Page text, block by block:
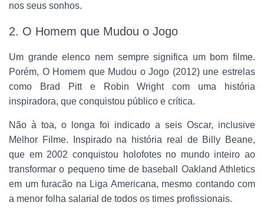
nos seus sonhos.
2. O Homem que Mudou o Jogo
Um grande elenco nem sempre significa um bom filme.
Porém, O Homem que Mudou o Jogo (2012) une estrelas
como Brad Pitt e Robin Wright com uma história
inspiradora, que conquistou público e crítica.
Não à toa, o longa foi indicado a seis Oscar, inclusive
Melhor Filme. Inspirado na história real de Billy Beane,
que em 2002 conquistou holofotes no mundo inteiro ao
transformar o pequeno time de baseball Oakland Athletics
em um furacão na Liga Americana, mesmo contando com
a menor folha salarial de todos os times profissionais.